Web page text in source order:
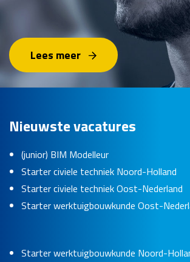
Lees meer
Nieuwste vacatures
(junior) BIM Modelleur
Starter civiele techniek Noord-Holland
Starter civiele techniek Oost-Nederland
Starter werktuigbouwkunde Oost-
Starter werktuigbouwkunde Noord-